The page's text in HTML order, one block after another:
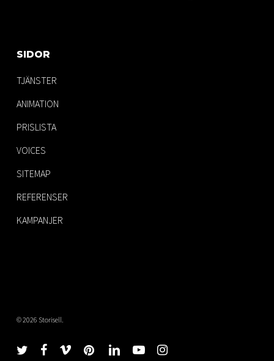
SIDOR
TJÄNSTER
ANIMATION
PRISLISTA
VOICES
SITEMAP
REFERENSER
KAMPANJER
© 2026 Storisell.
twitter facebookvimeo pinterest linkedin youtube instagram